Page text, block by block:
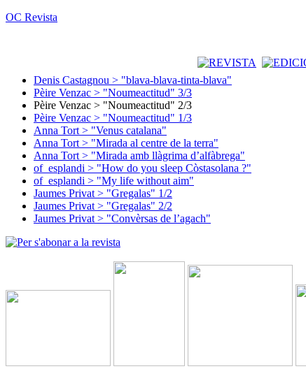
OC Revista
Denis Castagnou > "blava-blava-tinta-blava"
Pèire Venzac > "Noumeactitud" 3/3
Pèire Venzac > "Noumeactitud" 2/3
Pèire Venzac > "Noumeactitud" 1/3
Anna Tort > "Venus catalana"
Anna Tort > "Mirada al centre de la terra"
Anna Tort > "Mirada amb llàgrima d’alfàbrega"
of_esplandi > "How do you sleep Còstasolana ?"
of_esplandi > "My life without aim"
Jaumes Privat > "Gregalas" 1/2
Jaumes Privat > "Gregalas" 2/2
Jaumes Privat > "Convèrsas de l’agach"